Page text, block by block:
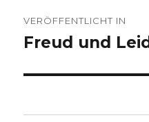
VERÖFFENTLICHT IN
Freud und Leid